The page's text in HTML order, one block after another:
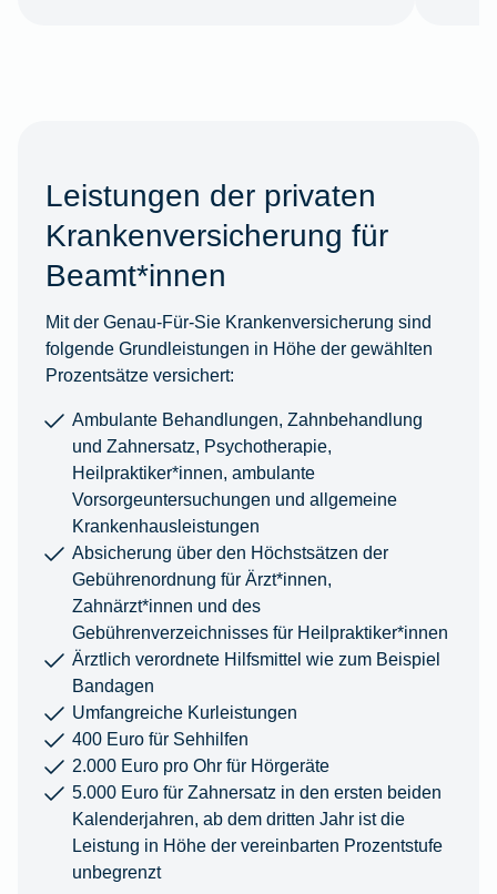
Leistungen der privaten
Krankenversicherung für
Beamt*innen
Mit der Genau-Für-Sie Krankenversicherung sind
folgende Grundleistungen in Höhe der gewählten
Prozentsätze versichert:
Ambulante Behandlungen, Zahnbehandlung
und Zahnersatz, Psychotherapie,
Heilpraktiker*innen, ambulante
Vorsorgeuntersuchungen und allgemeine
Krankenhausleistungen
Absicherung über den Höchstsätzen der
Gebührenordnung für Ärzt*innen,
Zahnärzt*innen und des
Gebührenverzeichnisses für Heilpraktiker*innen
Ärztlich verordnete Hilfsmittel wie zum Beispiel
Bandagen
Umfangreiche Kurleistungen
400 Euro für Sehhilfen
2.000 Euro pro Ohr für Hörgeräte
5.000 Euro für Zahnersatz in den ersten beiden
Kalenderjahren, ab dem dritten Jahr ist die
Leistung in Höhe der vereinbarten Prozentstufe
unbegrenzt